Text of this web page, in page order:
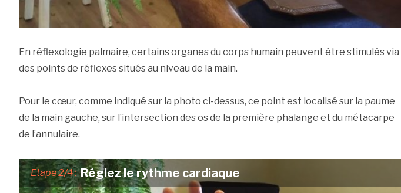
En réflexologie palmaire, certains organes du corps humain peuvent être stimulés via
des points de réflexes situés au niveau de la main.
Pour le cœur, comme indiqué sur la photo ci-dessus, ce point est localisé sur la paume
de la main gauche, sur l’intersection des os de la première phalange et du métacarpe
de l’annulaire.
Etape 2/4 : Réglez le rythme cardiaque